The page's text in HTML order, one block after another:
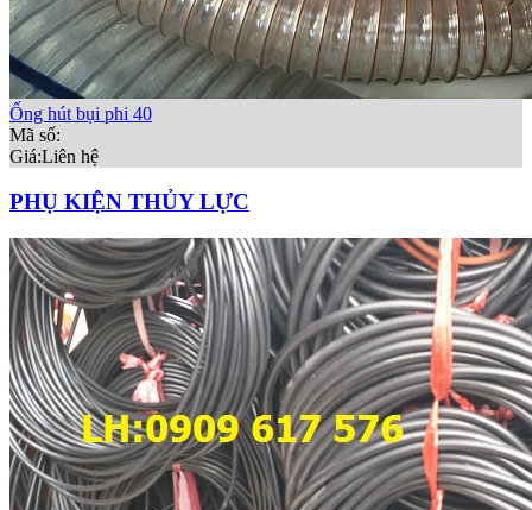
Ống hút bụi phi 40
Mã số:
Giá:Liên hệ
PHỤ KIỆN THỦY LỰC